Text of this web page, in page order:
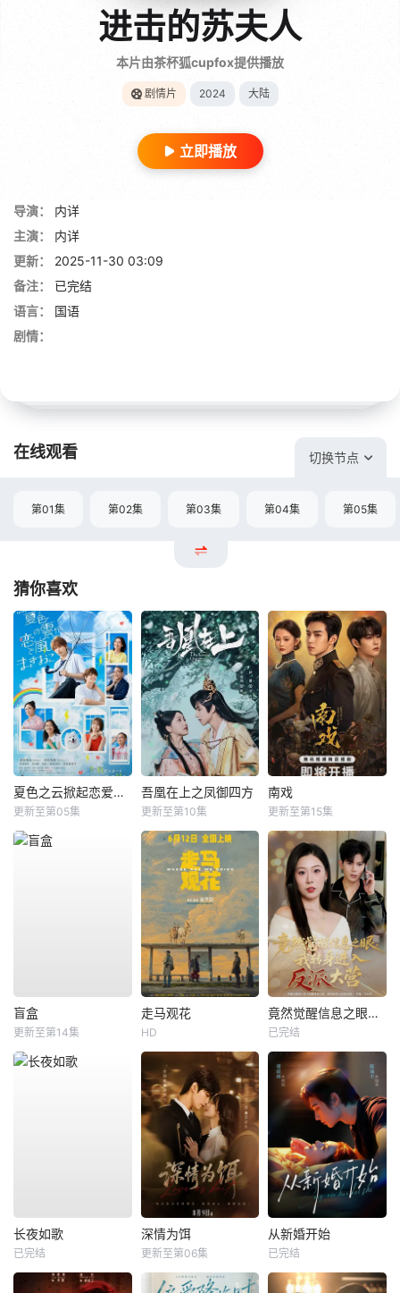
进击的苏夫人
本片由茶杯狐cupfox提供播放
剧情片 2024 大陆
立即播放
导演：
内详
主演：
内详
更新：
2025-11-30 03:09
备注：
已完结
语言：
国语
剧情：
在线观看 切换节点
第01集 第02集 第03集 第04集 第05集
猜你喜欢
夏色之云掀起恋爱与风暴
更新至第05集
吾凰在上之凤御四方
更新至第10集
南戏
更新至第15集
盲盒
更新至第14集
走马观花
HD
竟然觉醒信息之眼，我转身进入反派大营
已完结
长夜如歌
已完结
深情为饵
更新至第06集
从新婚开始
已完结